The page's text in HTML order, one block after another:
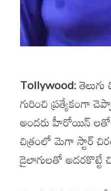
Tollywood:
గురించి ప్రత్యేకంగా
అందరు హీరోయిన్ లతో
చిత్రంలో మెగా స్టార్
డైలాగులతో అదరకొట్టే